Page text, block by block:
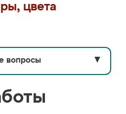
цвета
вопросы ▼